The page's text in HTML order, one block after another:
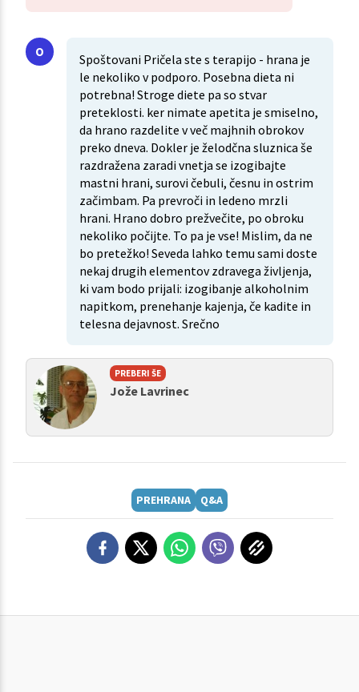
Spoštovani Pričela ste s terapijo - hrana je
le nekoliko v podporo. Posebna dieta ni
potrebna! Stroge diete pa so stvar
preteklosti. ker nimate apetita je smiselno,
da hrano razdelite v več majhnih obrokov
preko dneva. Dokler je želodčna sluznica še
razdražena zaradi vnetja se izogibajte
mastni hrani, surovi čebuli, česnu in ostrim
začimbam. Pa prevroči in ledeno mrzli
hrani. Hrano dobro prežvečite, po obroku
nekoliko počijte. To pa je vse! Mislim, da ne
bo pretežko! Seveda lahko temu sami doste
nekaj drugih elementov zdravega življenja,
ki vam bodo prijali: izogibanje alkoholnim
napitkom, prenehanje kajenja, če kadite in
telesna dejavnost. Srečno
PREBERI ŠE
Jože Lavrinec
PREHRANA Q&A